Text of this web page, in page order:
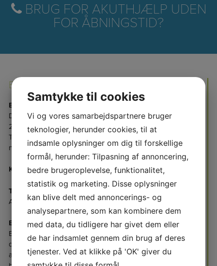
BRUG FOR AKUTHJÆLP UDEN
FOR ÅBNINGSTID?
EJENDOMSKONTORET
EJENDOMSKONTORET
Damgårdsvej 14B
2620 Albertslund
Tlf.: 43 64 80 50
nord@bo-vest.dk
Kontoret er lukket alle dage mellem kl. 9:30 til 12:30.
Telefontider:
Alle hverdage fra kl. 07:30 til 09:30 og kl. 12:30 til 14:00.
Begræns personlig henvendelse.
Ejendomskontoret tager sig af henvendelser fra beboerne om
driftsmæssige forhold i boligerne og fællesarealerne. Der kan
altid sendes mail eller ligges besked på telefonsvarer, som
Samtykke til cookies
Vi og vores samarbejdspartnere bruger
teknologier, herunder cookies, til at
indsamle oplysninger om dig til forskellige
formål, herunder: Tilpasning af annoncering,
bedre brugeroplevelse, funktionalitet,
statistik og marketing. Disse oplysninger
kan blive delt med annoncerings- og
analysepartnere, som kan kombinere dem
med data, du tidligere har givet dem eller
de har indsamlet gennem din brug af deres
tjenester. Ved at klikke på 'OK' giver du